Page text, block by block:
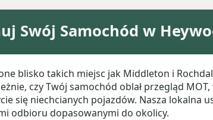
Swój Samochód w
blisko takich miejsc jak Middleton i
czy Twój samochód oblał przegląd
się niechcianych pojazdów. Nasza lokalna
odbioru dopasowanymi do okolicy.